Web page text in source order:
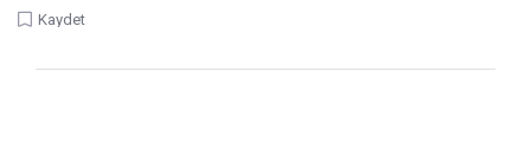
Kaydet